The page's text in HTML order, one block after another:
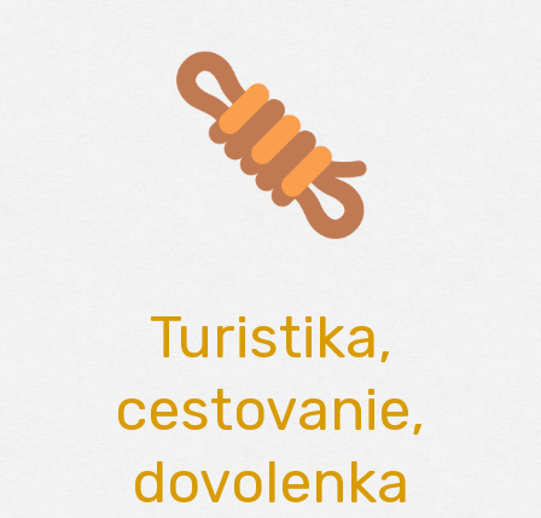
Turistika,
cestovanie,
dovolenka